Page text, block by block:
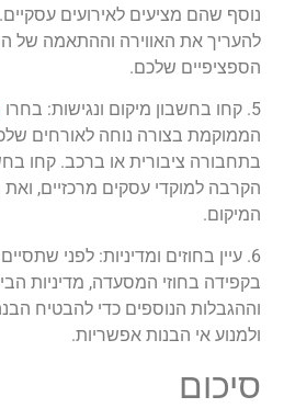
נוסף שהם מציעים לאירועים
להעריך את האווירה וההתאמה של
הספציפיים שלכם.
5. קחו בחשבון מיקום ונגישות: בחרו
הממוקמת בצורה נוחה לאורחים
בתחבורה ציבורית או ברכב. קחו
הקרבה למוקדי עסקים מרכזיים,
המיקום.
6. עיין בחוזים ומדיניות: לפני
בקפידה בחוזי המסעדה, מדיניות
וההגבלות הנוספים כדי להבטיח
ולמנוע אי הבנות אפשריות.
סיכום